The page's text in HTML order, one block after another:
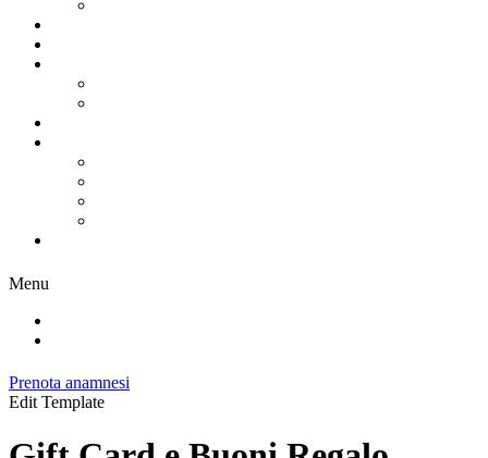
Menu
Prenota anamnesi
Edit Template